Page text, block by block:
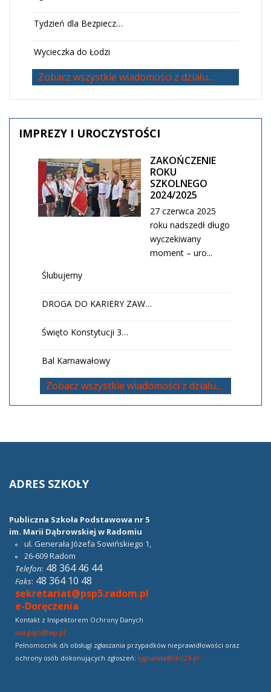
Tydzień dla Bezpiecz…
Wycieczka do Łodzi
Zobacz wszystkie wiadomości z działu...
IMPREZY I UROCZYSTOŚCI
ZAKOŃCZENIE
ROKU
SZKOLNEGO
2024/2025
27 czerwca 2025
roku nadszedł długo
wyczekiwany
moment – uro...
Ślubujemy
DROGA DO KARIERY ZAW…
Święto Konstytucji 3…
Bal Karnawałowy
Zobacz wszystkie wiadomości z działu...
ADRES SZKOŁY
Publiczna Szkoła Podstawowa nr 5
im. Marii Dąbrowskiej w Radomiu
ul. Generała Józefa Sowińskiego 1,
26-609Radom
Telefon: 48 364 46 44
Faks: 48 364 10 48
sekretariat@psp5.radom.pl
e-Doręczenia
Kontakt z Inspektorem Ochrony Danych
iod.psp5@wp.pl
Pełnomocnik d/s obsługi zgłaszania przypadków nieprawidłowości oraz
ochrony osób dokonujących zgłoszeń: sygnalista@drc24.pl